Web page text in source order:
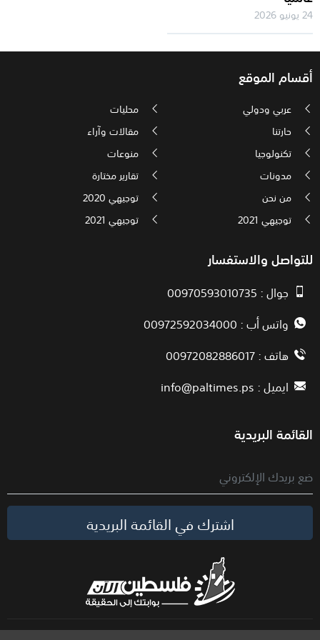
24 يونيو 2026
أقسام الموقع
عربي ودولي
محليات
حارتنا
مقالات وآراء
تكنولوجيا
منوعات
مدونات
تقارير مختارة
من نحن
توجيهي 2020
توجيهي 2021
توجيهي 2021
للتواصل والاستفسار
جوال : 00970593010735
واتس أب : 00972592034000
هاتف : 00972082886017
ايميل :info@paltimes.ps
القائمة البريدية
اشترك في القائمة البريدية